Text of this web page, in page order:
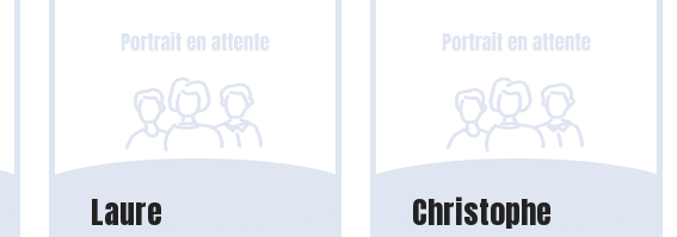
Laure Christophe